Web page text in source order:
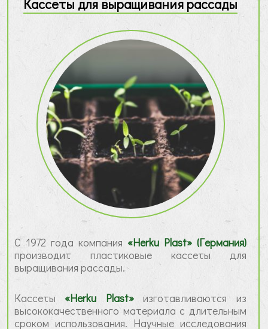
Кассеты для выращивания рассады
С 1972 года компания «Herku Plast» (Германия)
производит пластиковые кассеты для
выращивания рассады.
Кассеты «Herku Plast» изготавливаются из
высококачественного материала с длительным
сроком использования. Научные исследования